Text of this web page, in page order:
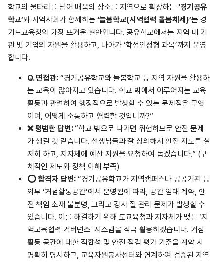
학교의 울타리를 넘어 배움의 장소를 지역으로 확장하는 ‘경기공유
학교’와 지역사회가 함께하는 ‘늘봄학교(지역협력 돌봄체제)’는 경
기도교육청의 가장 뜨거운 현안입니다. 공유학교에서는 지역 내 기
관 및 기업의 자원을 활용하고, 나아가 ‘학점인정형 과목’까지 운영
합니다.
Q. 면접관: “경기공유학교와 늘봄학교 등 지역 자원을 활용하
는 교육이 많아지고 있습니다. 학교 밖에서 이루어지는 교육
활동과 관련하여 행정적으로 발생할 수 있는 문제점은 무엇
이며, 어떻게 소통하고 협력할 것입니까?”
❌ 평범한 답변: “학교 밖으로 나가면 위험하므로 안전 문제
가 생길 것 같습니다. 선생님들과 잘 상의해서 안전 지도를 철
저히 하고, 지자체에 예산 지원을 요청하여 돕겠습니다.” (구
체적인 제도와 정책 이해 부족)
⭕ 합격자 답변: “경기공유학교가 지역캠퍼스나 공공기관 등
외부 ‘거점활동공간’에서 운영됨에 따라, 공간 임대 계약, 안
전 책임 소재 불분명, 그리고 강사 질 관리 문제가 발생할 수
있습니다. 이를 해결하기 위해 도교육청과 지자체가 맺는 ‘지
역교육협력 거버넌스’ 시스템을 적극 활용하겠습니다. 거점
활동 공간에 대한 적합성 및 안전 점검 평가 기준을 계약 시
명확히 명시하고, 교육자원봉사센터와 연계하여 검증된 지역